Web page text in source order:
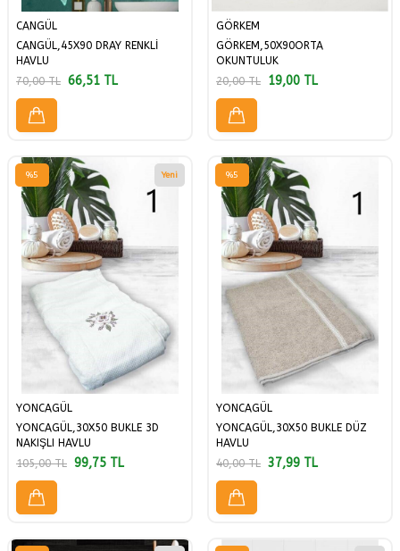
CANGÜL
CANGÜL,45X90 DRAY RENKLİ
HAVLU
70,00TL 66,51 TL
GÖRKEM
GÖRKEM,50X90ORTA
OKUNTULUK
20,00TL 19,00 TL
%5 Yeni
YONCAGÜL
YONCAGÜL,30X50 BUKLE 3D
NAKIŞLI HAVLU
105,00TL 99,75 TL
%5
YONCAGÜL
YONCAGÜL,30X50 BUKLE DÜZ
HAVLU
40,00TL 37,99 TL